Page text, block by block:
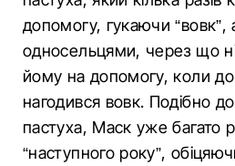
допомогу, гукаючи “вовк”,
односельцями, через що
йому на допомогу, коли до
нагодився вовк. Подібно
пастуха, Маск уже багато
“наступного року”,